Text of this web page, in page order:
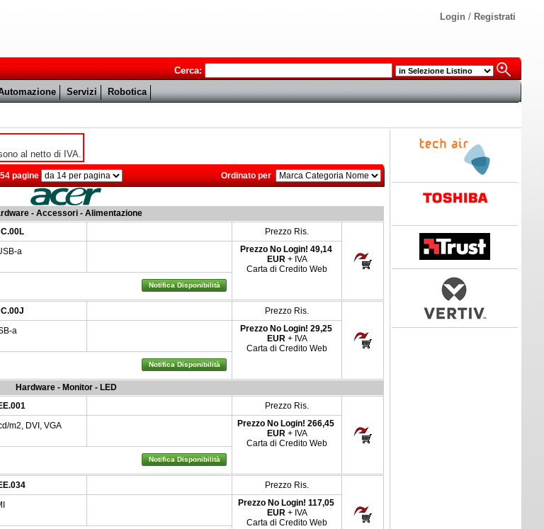
Login / Registrati
Cerca:
Servizi
Robotica
al netto di IVA.
pagine Ordinato per
- Accessori - Alimentazione
Prezzo Ris.
a
Prezzo No Login! 49,14
EUR + IVA
Carta di Credito Web
Notifica Disponibilità
Prezzo Ris.
a
Prezzo No Login! 29,25
EUR + IVA
Carta di Credito Web
Notifica Disponibilità
Hardware - Monitor - LED
Prezzo Ris.
m2, DVI, VGA
Prezzo No Login! 266,45
EUR + IVA
Carta di Credito Web
Notifica Disponibilità
Prezzo Ris.
Prezzo No Login! 117,05
EUR + IVA
Carta di Credito Web